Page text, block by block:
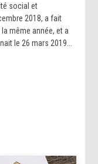
social et
2018, a fait
même année, et a
le 26 mars 2019...